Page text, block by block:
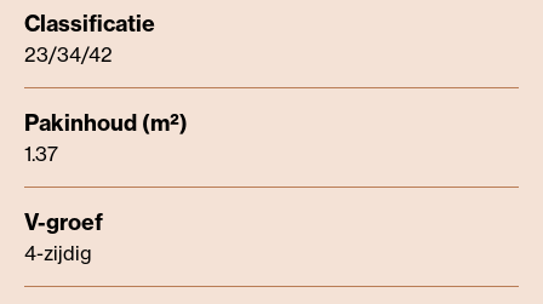
23/34/42
1.37
4-zijdig